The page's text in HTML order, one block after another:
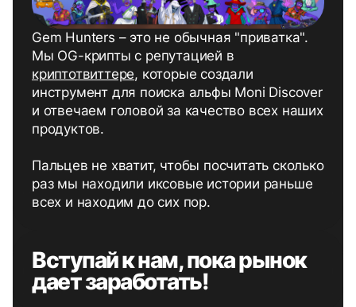
Gem Hunters – это не обычная "приватка".
Мы OG-крипты c репутацией в
криптотвиттере, которые создали
инструмент для поиска альфы Moni Discover
и отвечаем головой за качество всех наших
продуктов.
Пальцев не хватит, чтобы посчитать сколько
раз мы находили иксовые истории раньше
всех и находим до сих пор.
Вступай к нам, пока рынок
дает заработать!